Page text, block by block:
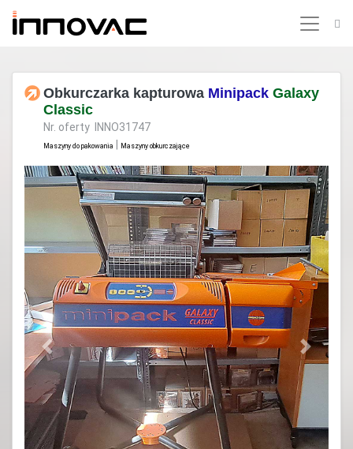
Obkurczarka kapturowa Minipack Galaxy
Classic
Nr. oferty INNO31747
Maszyny do pakowania Maszyny obkurczające
Previous Next